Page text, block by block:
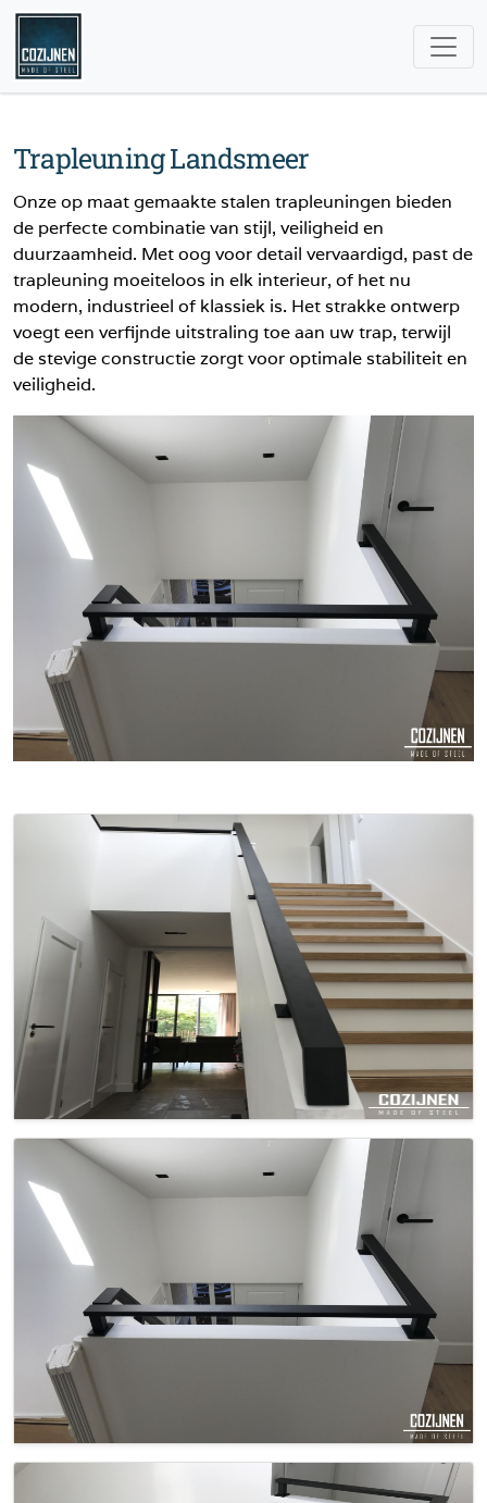
Trapleuning Landsmeer
Onze op maat gemaakte stalen trapleuningen bieden
de perfecte combinatie van stijl, veiligheid en
duurzaamheid. Met oog voor detail vervaardigd, past de
trapleuning moeiteloos in elk interieur, of het nu
modern, industrieel of klassiek is. Het strakke ontwerp
voegt een verfijnde uitstraling toe aan uw trap, terwijl
de stevige constructie zorgt voor optimale stabiliteit en
veiligheid.